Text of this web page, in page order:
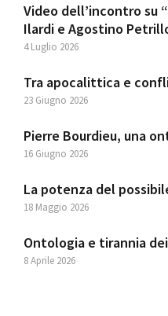
Video dell’incontro su
Ilardi e Agostino
4 Luglio 2026
Tra apocalittica e
23 Giugno 2026
Pierre Bourdieu, una
16 Giugno 2026
La potenza del
18 Maggio 2026
Ontologia e tirannia
8 Aprile 2026